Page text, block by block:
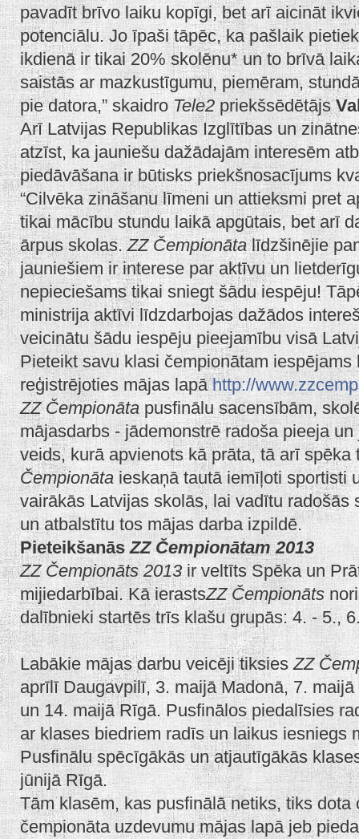
pavadīt brīvo laiku kopīgi, bet arī aicināt
potenciālu. Jo īpaši tāpēc, ka pašlaik
ikdienā ir tikai 20% skolēnu* un to brīvā
saistās ar mazkustīgumu, piemēram,
pie datora,” skaidroTele2priekšsēdētājs
Arī Latvijas Republikas Izglītības un
atzīst, ka jauniešu dažādajām interesēm
piedāvāšana ir būtisks priekšnosacījums
“Cilvēka zināšanu līmeni un attieksmi pret
tikai mācību stundu laikā apgūtais, bet arī
ārpus skolas.ZZ Čempionātalīdzšinējie
jauniešiem ir interese par aktīvu un
nepieciešams tikai sniegt šādu iespēju!
ministrija aktīvi līdzdarbojas dažādos
veicinātu šādu iespēju pieejamību visā
Pieteikt savu klasi čempionātam
reģistrējoties mājas lapāhttp://
ZZ Čempionātapusfinālu sacensībām,
mājasdarbs - jādemonstrē radoša pieeja
veids, kurā apvienots kā prāta, tā arī spēka
Čempionātaieskaņā tautā iemīļoti sportisti
vairākās Latvijas skolās, lai vadītu radošās
un atbalstītu tos mājas darba izpildē.
PieteikšanāsZZ Čempionātam 2013
ZZ Čempionāts 2013ir veltīts Spēka un
mijiedarbībai. Kā ierastsZZ Čempionāts
dalībnieki startēs trīs klašu grupās: 4. - 5.,
Labākie mājas darbu veicēji tiksiesZZ
aprīlī Daugavpilī, 3. maijā Madonā, 7.
un 14. maijā Rīgā. Pusfinālos piedalīsies
ar klases biedriem radīs un laikus iesniegs
Pusfinālu spēcīgākās un atjautīgākās
jūnijā Rīgā.
Tām klasēm, kas pusfinālā netiks, tiks dota
čempionāta uzdevumu mājas lapā jeb